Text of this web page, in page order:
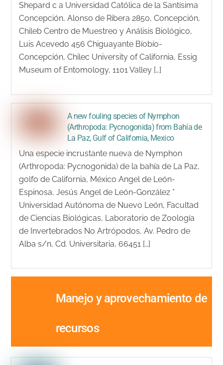
Shepard c a Universidad Católica de la Santísima
Concepción, Alonso de Ribera 2850, Concepción,
Chileb Centro de Muestreo y Análisis Biológico,
Luis Acevedo 456 Chiguayante Bíobío-
Concepción, Chilec University of California, Essig
Museum of Entomology, 1101 Valley […]
A new fouling species of Nymphon
(Arthropoda: Pycnogonida) from Bahía de
La Paz, Gulf of California, Mexico
Una especie incrustante nueva de Nymphon
(Arthropoda: Pycnogonida) de la bahía de La Paz,
golfo de California, México Angel de León-
Espinosa, Jesús Angel de León-González *
Universidad Autónoma de Nuevo León, Facultad
de Ciencias Biológicas, Laboratorio de Zoología
de Invertebrados No Artrópodos, Av. Pedro de
Alba s/n, Cd. Universitaria, 66451 […]
Manejo y aprovechamiento de
recursos